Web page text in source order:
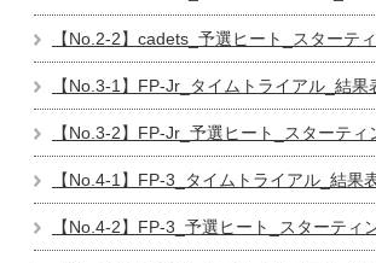
【No.2-2】cadets_予選ヒート_スターテ
【No.3-1】FP-Jr_タイムトライアル_結果
【No.3-2】FP-Jr_予選ヒート_スターテ
【No.4-1】FP-3_タイムトライアル_結果
【No.4-2】FP-3_予選ヒート_スターティ